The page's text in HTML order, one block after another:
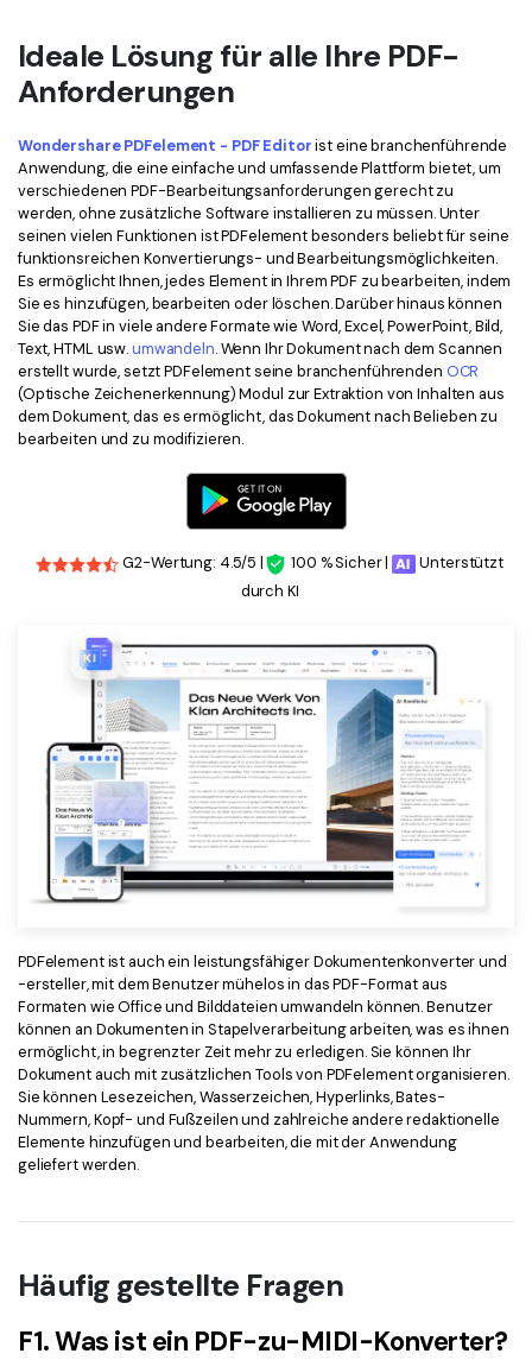
Ideale Lösung für alle Ihre PDF-
Anforderungen
Wondershare PDFelement - PDF Editorist eine branchenführende
Anwendung, die eine einfache und umfassende Plattform bietet, um
verschiedenen PDF-Bearbeitungsanforderungen gerecht zu
werden, ohne zusätzliche Software installieren zu müssen. Unter
seinen vielen Funktionen ist PDFelement besonders beliebt für seine
funktionsreichen Konvertierungs- und Bearbeitungsmöglichkeiten.
Es ermöglicht Ihnen, jedes Element in Ihrem PDF zu bearbeiten, indem
Sie es hinzufügen, bearbeiten oder löschen. Darüber hinaus können
Sie das PDF in viele andere Formate wie Word, Excel, PowerPoint, Bild,
Text, HTML usw.umwandeln. Wenn Ihr Dokument nach dem Scannen
erstellt wurde, setzt PDFelement seine branchenführenden OCR
(Optische Zeichenerkennung) Modul zur Extraktion von Inhalten aus
dem Dokument, das es ermöglicht, das Dokument nach Belieben zu
bearbeiten und zu modifizieren.
G2-Wertung: 4.5/5 | 100 % Sicher |
Unterstützt
durch KI
PDFelement ist auch ein leistungsfähiger Dokumentenkonverter und
-ersteller, mit dem Benutzer mühelos in das PDF-Format aus
Formaten wie Office und Bilddateien umwandeln können. Benutzer
können an Dokumenten in Stapelverarbeitung arbeiten, was es ihnen
ermöglicht, in begrenzter Zeit mehr zu erledigen. Sie können Ihr
Dokument auch mit zusätzlichen Tools von PDFelement organisieren.
Sie können Lesezeichen, Wasserzeichen, Hyperlinks, Bates-
Nummern, Kopf- und Fußzeilen und zahlreiche andere redaktionelle
Elemente hinzufügen und bearbeiten, die mit der Anwendung
geliefert werden.
Häufig gestellte Fragen
F1. Was ist ein PDF-zu-MIDI-Konverter?